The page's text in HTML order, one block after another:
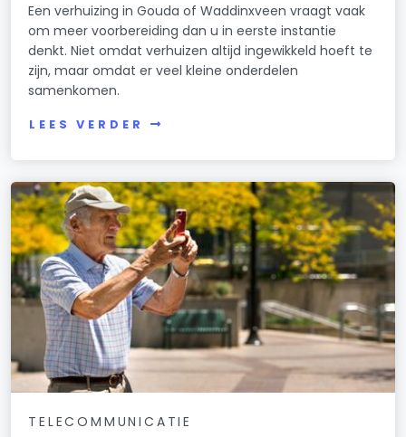
Een verhuizing in Gouda of Waddinxveen vraagt vaak
om meer voorbereiding dan u in eerste instantie
denkt. Niet omdat verhuizen altijd ingewikkeld hoeft te
zijn, maar omdat er veel kleine onderdelen
samenkomen.
LEES VERDER
TELECOMMUNICATIE